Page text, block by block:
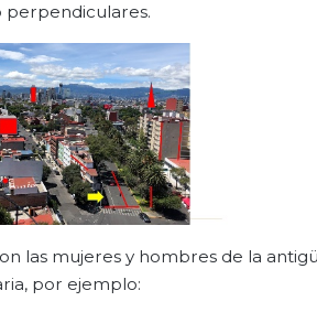
perpendiculares.
las mujeres y hombres de la
por ejemplo: